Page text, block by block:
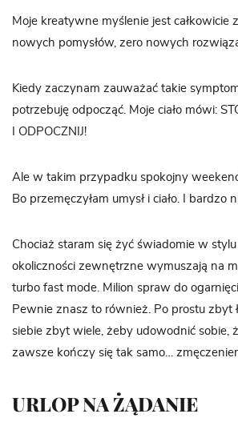
Moje kreatywne myślenie jest całkowicie
nowych pomysłów, zero nowych
Kiedy zaczynam zauważać takie
potrzebuję odpocząć. Moje ciało mówi:
I ODPOCZNIJ!
Ale w takim przypadku spokojny
Bo przemęczyłam umysł i ciało. I bardzo
Chociaż staram się żyć świadomie w
okoliczności zewnętrzne wymuszają na
turbo fast mode. Milion spraw do
Pewnie znasz to również. Po prostu zbyt
siebie zbyt wiele, żeby udowodnić sobie,
zawsze kończy się tak samo…
URLOP NA ŻĄDANIE